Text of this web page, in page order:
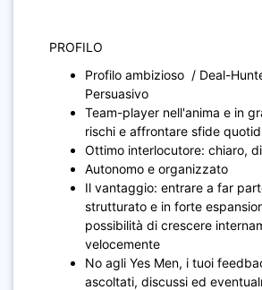
PROFILO
Profilo ambizioso / Deal-
Persuasivo
Team-player nell'anima e in
rischi e affrontare sfide
Ottimo interlocutore: chiaro,
Autonomo e organizzato
Il vantaggio: entrare a far
strutturato e in forte
possibilità di crescere
velocemente
No agli Yes Men, i tuoi
ascoltati, discussi ed